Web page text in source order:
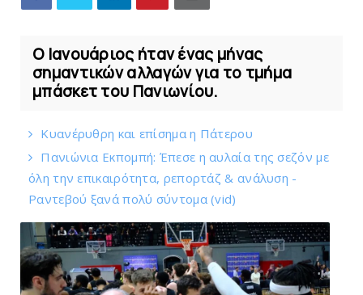
Ο Ιανουάριος ήταν ένας μήνας
σημαντικών αλλαγών για το τμήμα
μπάσκετ του Πανιωνίου.
Kυανέρυθρη και επίσημα η Πάτερου
Πανιώνια Εκπομπή: Έπεσε η αυλαία της σεζόν με
όλη την επικαιρότητα, ρεπορτάζ & ανάλυση -
Ραντεβού ξανά πολύ σύντομα (vid)